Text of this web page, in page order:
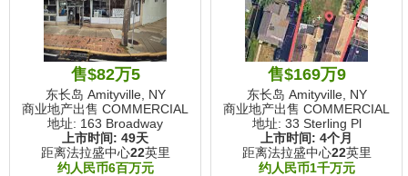
售$82万5
东长岛 Amityville, NY
商业地产出售 COMMERCIAL
地址: 163 Broadway
上市时间: 49天
距离法拉盛中心22英里
约人民币6百万元
售$169万9
东长岛 Amityville, NY
商业地产出售 COMMERCIAL
地址: 33 Sterling Pl
上市时间: 4个月
距离法拉盛中心22英里
约人民币1千万元